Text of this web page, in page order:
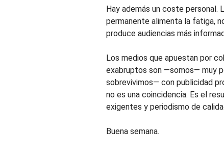
Hay además un coste personal.
permanente alimenta la fatiga,
produce audiencias más
Los medios que apuestan por
exabruptos son —somos— muy
sobrevivimos— con publicidad
no es una coincidencia. Es el
exigentes y periodismo de
Buena semana.